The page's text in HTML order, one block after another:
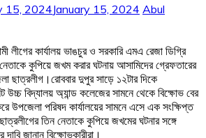
15, 2024January 15, 2024 Abul
লীগের কার্যালয় ভাঙচুর ও সরকারি এমএ রেজা ডিগ্রি
কুপিয়ে জখম করার ঘটনায় আসামিদের গ্রেফতারের
ছাত্রলীগ।রোববার দুপুর সাড়ে ১২টার দিকে
উচ্চ বিদ্যালয় অ্যান্ড কলেজের সামনে থেকে বিক্ষোভ বের
উপজেলা পরিষদ কার্যালয়ের সামনে এসে এক সংক্ষিপ্ত
তিন নেতাকে কুপিয়ে জখমের ঘটনার সঙ্গে
জানান বিক্ষোভকারীরা।